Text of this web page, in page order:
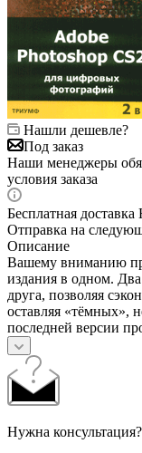
Нашли дешевле?
Под заказ
Наши менеджеры
условия заказа
Бесплатная
Отправка на
Описание
Вашему вниманию
издания в одном.
друга, позволяя
оставляя «тёмных»,
последней версии
Нужна консультация?